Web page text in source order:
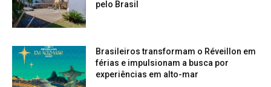
pelo Brasil
Brasileiros transformam o Réveillon em
férias e impulsionam a busca por
experiências em alto-mar